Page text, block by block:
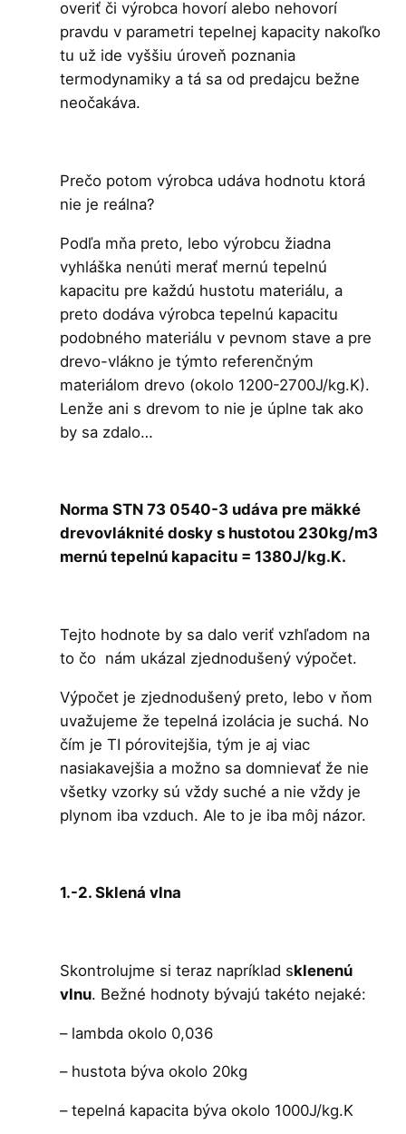
overiť či výrobca hovorí alebo nehovorí
pravdu v parametri tepelnej kapacity nakoľko
tu už ide vyššiu úroveň poznania
termodynamiky a tá sa od predajcu bežne
neočakáva.
Prečo potom výrobca udáva hodnotu ktorá
nie je reálna?
Podľa mňa preto, lebo výrobcu žiadna
vyhláška nenúti merať mernú tepelnú
kapacitu pre každú hustotu materiálu, a
preto dodáva výrobca tepelnú kapacitu
podobného materiálu v pevnom stave a pre
drevo-vlákno je týmto referenčným
materiálom drevo (okolo 1200-2700J/kg.K).
Lenže ani s drevom to nie je úplne tak ako
by sa zdalo…
Norma STN 73 0540-3 udáva pre mäkké
drevovláknité dosky s hustotou 230kg/m3
mernú tepelnú kapacitu = 1380J/kg.K.
Tejto hodnote by sa dalo veriť vzhľadom na
to čo nám ukázal zjednodušený výpočet.
Výpočet je zjednodušený preto, lebo v ňom
uvažujeme že tepelná izolácia je suchá. No
čím je TI pórovitejšia, tým je aj viac
nasiakavejšia a možno sa domnievať že nie
všetky vzorky sú vždy suché a nie vždy je
plynom iba vzduch. Ale to je iba môj názor.
1.-2. Sklená vlna
Skontrolujme si teraz napríklad sklenenú
vlnu. Bežné hodnoty bývajú takéto nejaké:
– lambda okolo 0,036
– hustota býva okolo 20kg
– tepelná kapacita býva okolo 1000J/kg.K